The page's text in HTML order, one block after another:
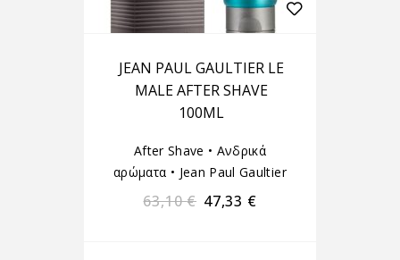
JEAN PAUL GAULTIER LE
MALE AFTER SHAVE
100ML
After Shave • Ανδρικά
αρώματα • Jean Paul Gaultier
63,10€ 47,33 €